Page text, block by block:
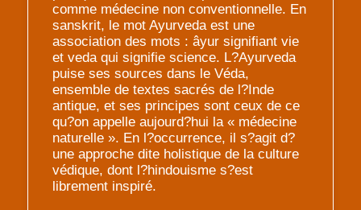
comme médecine non conventionnelle. En
sanskrit, le mot Ayurveda est une
association des mots : âyur signifiant vie
et veda qui signifie science. L?Ayurveda
puise ses sources dans le Véda,
ensemble de textes sacrés de l?Inde
antique, et ses principes sont ceux de ce
qu?on appelle aujourd?hui la « médecine
naturelle ». En l?occurrence, il s?agit d?
une approche dite holistique de la culture
védique, dont l?hindouisme s?est
librement inspiré.